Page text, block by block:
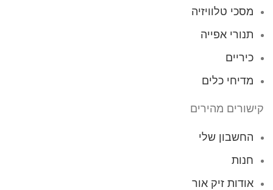
מסכי טלוויזיה
תנורי אפייה
כיריים
מדיחי כלים
קישורים מהירים
החשבון שלי
חנות
אודות זיק אור